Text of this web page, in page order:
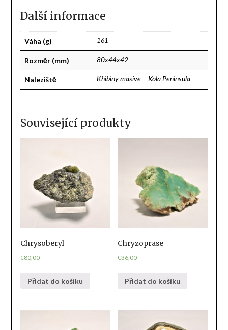
Další informace
Váha (g) 161
Rozměr (mm) 80x44x42
Naleziště Khibiny masive – Kola Peninsula
Související produkty
Chrysoberyl
€80,00
Přidat do košíku
Chryzoprase
€36,00
Přidat do košíku